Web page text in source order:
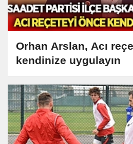
Orhan Arslan, Acı
kendinize uygulayın